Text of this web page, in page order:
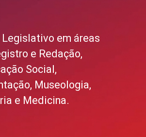
em áreas
e Redação,
Social,
Museologia,
e Medicina.